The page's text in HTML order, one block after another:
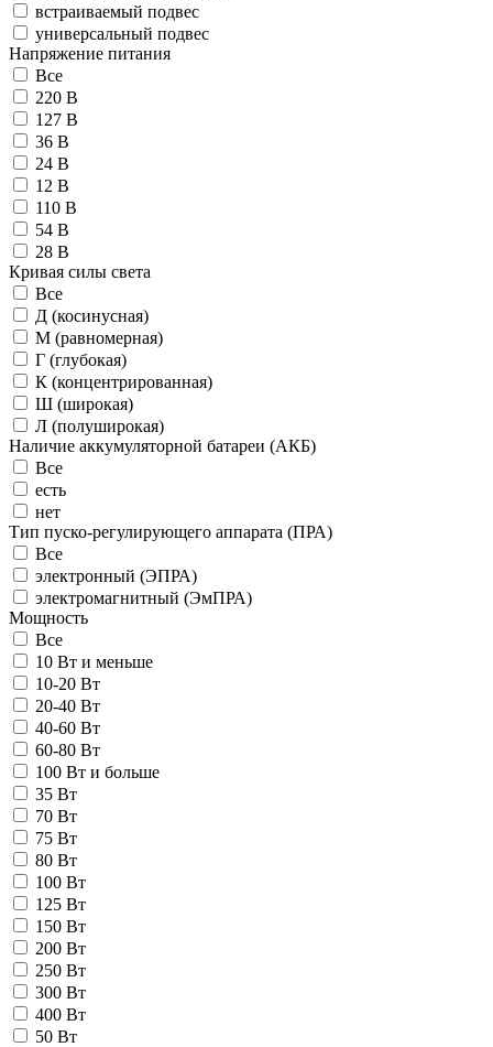
встраиваемый подвес
универсальный подвес
Напряжение питания
Все
220 В
127 В
36 В
24 В
12 В
110 В
54 В
28 В
Кривая силы света
Все
Д (косинусная)
М (равномерная)
Г (глубокая)
К (концентрированная)
Ш (широкая)
Л (полуширокая)
Наличие аккумуляторной батареи (АКБ)
Все
есть
нет
Тип пуско-регулирующего аппарата (ПРА)
Все
электронный (ЭПРА)
электромагнитный (ЭмПРА)
Мощность
Все
10 Вт и меньше
10-20 Вт
20-40 Вт
40-60 Вт
60-80 Вт
100 Вт и больше
35 Вт
70 Вт
75 Вт
80 Вт
100 Вт
125 Вт
150 Вт
200 Вт
250 Вт
300 Вт
400 Вт
50 Вт